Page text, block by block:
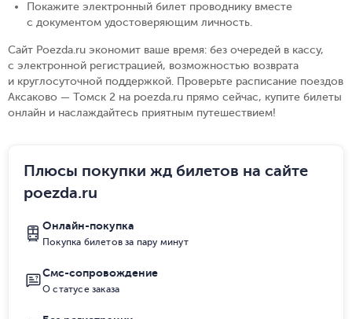
Покажите электронный билет проводнику вместе
с документом удостоверяющим личность.
Сайт Poezda.ru экономит ваше время: без очередей в кассу,
с электронной регистрацией, возможностью возврата
и круглосуточной поддержкой. Проверьте расписание поездов
Аксаково — Томск 2 на poezda.ru прямо сейчас, купите билеты
онлайн и наслаждайтесь приятным путешествием!
Плюсы покупки жд билетов на сайте
poezda.ru
Онлайн-покупка
Покупка билетов за пару минут
Смс-сопровождение
О статусе заказа